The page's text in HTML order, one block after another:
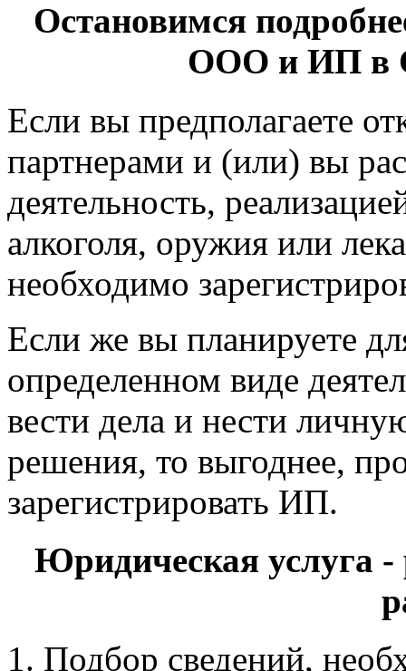
Остановимся
ООО и ИП в
Если вы предполагаете
партнерами и (или) вы
деятельность,
алкоголя, оружия или
необходимо
Если же вы планируете
определенном виде
вести дела и нести
решения, то выгоднее,
зарегистрировать ИП.
Юридическая услуга
Подбор сведений,